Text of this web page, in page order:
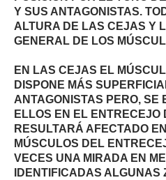
Y SUS ANTAGONISTAS.
ALTURA DE LAS CEJAS Y
GENERAL DE LOS
EN LAS CEJAS EL
DISPONE MÁS
ANTAGONISTAS PERO, SE
ELLOS EN EL ENTRECEJO
RESULTARÁ AFECTADO
MÚSCULOS DEL
VECES UNA MIRADA EN
IDENTIFICADAS